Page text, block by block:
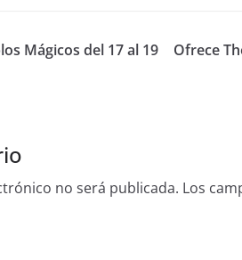
Mágicos del 17 al 19
Ofrece
no será publicada. Los